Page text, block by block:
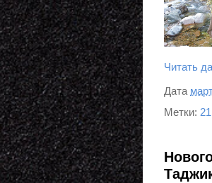
Читать
Дата
Метки: